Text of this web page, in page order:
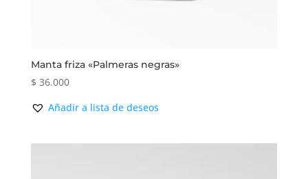
Manta friza «Palmeras negras»
$ 36.000
Añadir a lista de deseos